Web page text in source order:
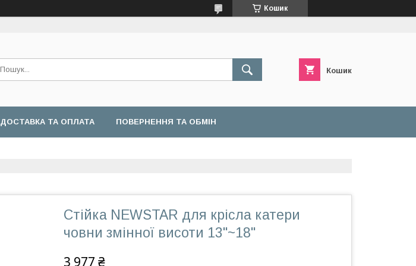
Кошик
Кошик
ДОСТАВКА ТА ОПЛАТА ПОВЕРНЕННЯ ТА ОБМІН
Стійка NEWSTAR для крісла катери
човни змінної висоти 13"~18"
3 977 ₴